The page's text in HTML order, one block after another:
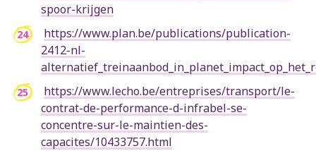
spoor-krijgen
https://www.plan.be/publications/publication-
2412-nl-
https://www.lecho.be/entreprises/transport/le-
contrat-de-performance-d-infrabel-se-
concentre-sur-le-maintien-des-
capacites/10433757.html